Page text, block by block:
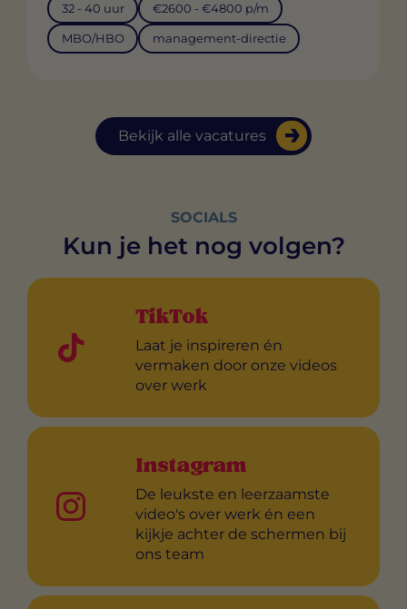
Bekijk alle vacatures
32 - 40 uur €2600 - €4800 p/m
MBO/HBO management-directie
SOCIALS
Kun je het nog volgen?
TikTok
Laat je inspireren én
vermaken door onze videos
over werk
Instagram
De leukste en leerzaamste
video's over werk én een
kijkje achter de schermen bij
ons team